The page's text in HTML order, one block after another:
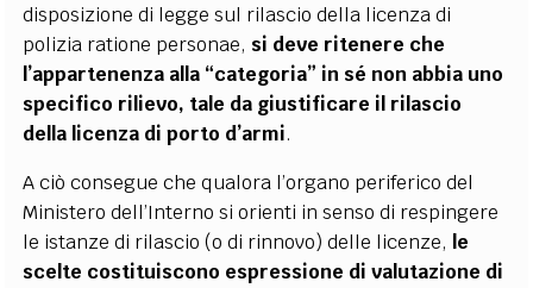
disposizione di legge sul rilascio della licenza di
polizia ratione personae, si deve ritenere che
l’appartenenza alla “categoria” in sé non abbia uno
specifico rilievo, tale da giustificare il rilascio
della licenza di porto d’armi.
A ciò consegue che qualora l’organo periferico del
Ministero dell’Interno si orienti in senso di respingere
le istanze di rilascio (o di rinnovo) delle licenze, le
scelte costituiscono espressione di valutazione di